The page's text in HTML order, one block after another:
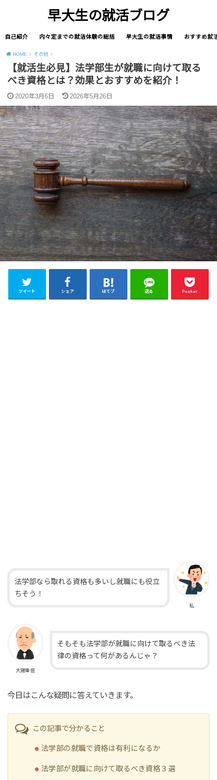
早大生の就活ブログ
自己紹介 内々定までの就活体験の総括 早大生の就活事情 おすすめ就
HOME その他
【就活生必見】法学部生が就職に向けて取る
べき資格とは？効果とおすすめを紹介！
2020年3月6日 2026年5月26日
ツイート シェア はてブ 送る Pocket
私
法学部なら取れる資格も多いし就職にも役立
ちそう！
大隈重信
そもそも法学部が就職に向けて取るべき法
律の資格って何があるんじゃ？
今日はこんな疑問に答えていきます。
この記事で分かること
法学部の就職で資格は有利になるか
法学部が就職に向けて取るべき資格３選